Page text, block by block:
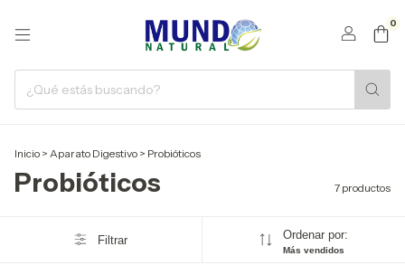
0
Inicio > Aparato Digestivo > Probióticos
Probióticos 7 productos
Filtrar Ordenar por:
Más vendidos